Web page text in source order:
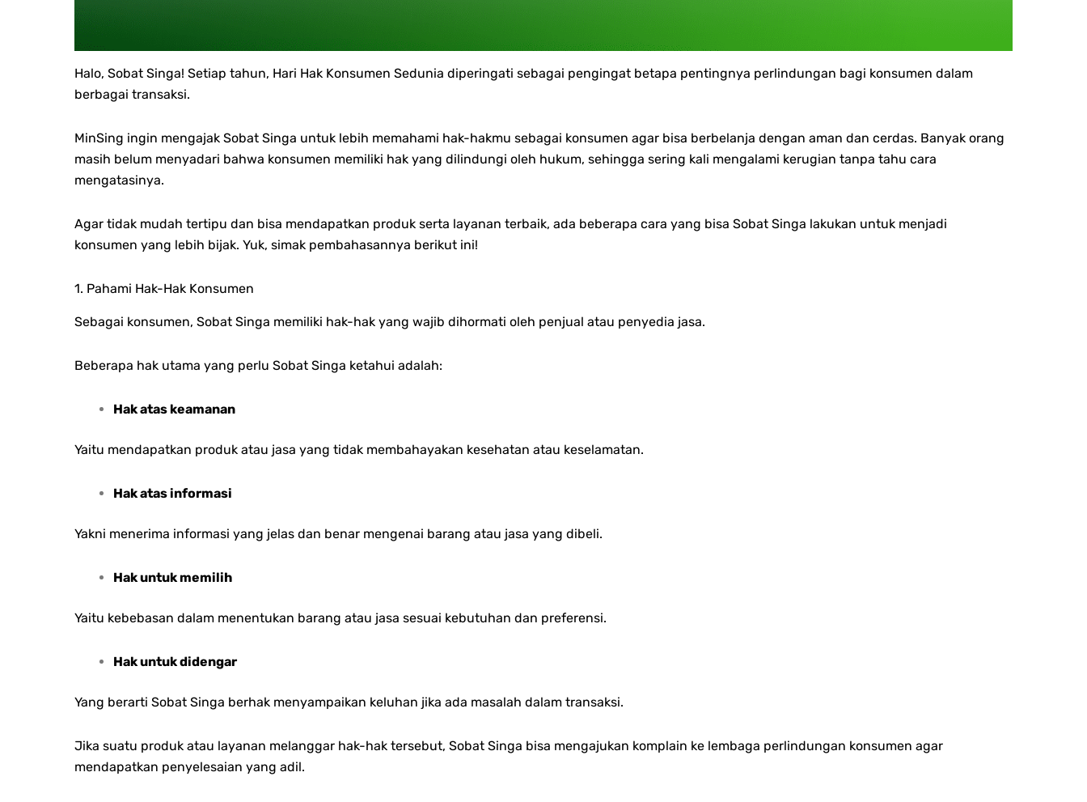
Halo, Sobat Singa! Setiap tahun, Hari Hak Konsumen Sedunia diperingati sebagai pengingat betapa pentingnya perlindungan bagi konsumen dalam
berbagai transaksi.
MinSing ingin mengajak Sobat Singa untuk lebih memahami hak-hakmu sebagai konsumen agar bisa berbelanja dengan aman dan cerdas. Banyak orang
masih belum menyadari bahwa konsumen memiliki hak yang dilindungi oleh hukum, sehingga sering kali mengalami kerugian tanpa tahu cara
mengatasinya.
Agar tidak mudah tertipu dan bisa mendapatkan produk serta layanan terbaik, ada beberapa cara yang bisa Sobat Singa lakukan untuk menjadi
konsumen yang lebih bijak. Yuk, simak pembahasannya berikut ini!
1. Pahami Hak-Hak Konsumen
Sebagai konsumen, Sobat Singa memiliki hak-hak yang wajib dihormati oleh penjual atau penyedia jasa.
Beberapa hak utama yang perlu Sobat Singa ketahui adalah:
Hak atas keamanan
Yaitu mendapatkan produk atau jasa yang tidak membahayakan kesehatan atau keselamatan.
Hak atas informasi
Yakni menerima informasi yang jelas dan benar mengenai barang atau jasa yang dibeli.
Hak untuk memilih
Yaitu kebebasan dalam menentukan barang atau jasa sesuai kebutuhan dan preferensi.
Hak untuk didengar
Yang berarti Sobat Singa berhak menyampaikan keluhan jika ada masalah dalam transaksi.
Jika suatu produk atau layanan melanggar hak-hak tersebut, Sobat Singa bisa mengajukan komplain ke lembaga perlindungan konsumen agar
mendapatkan penyelesaian yang adil.